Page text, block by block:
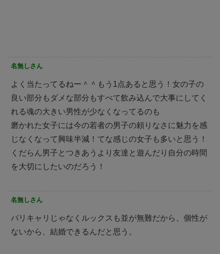
名無しさん
よく当たってるねー＾＾もう1点あると思う！女の子の
良い部分もダメな部分もすべて飲み込んで大事にしてく
れる魂の大きい男性が少なくなってるのも
磨かれた女子には今の若者の男子の頼りなさに魅力を感
じなくなって興味半減！てな感じの女子も多いと思う！
くだらん男子とつきあうより友達と遊んだり自分の時間
を大切にしたいのだろう！
名無しさん
バリキャリじゃなくルックスも並が無難だから、個性が
ないから、結婚できるんだと思う。